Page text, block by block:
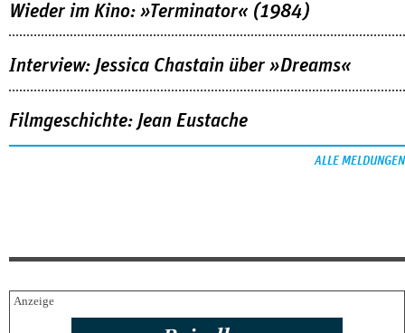
Wieder im Kino: »Terminator« (1984)
Interview: Jessica Chastain über »Dreams«
Filmgeschichte: Jean Eustache
ALLE MELDUNGEN